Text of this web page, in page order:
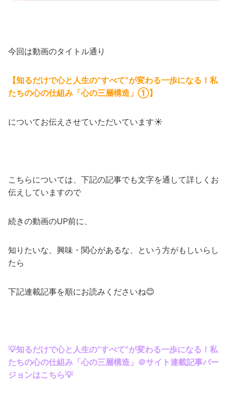
今回は動画のタイトル通り
【知るだけで心と人生の”すべて”が変わる一歩になる！私
たちの心の仕組み「心の三層構造」①】
についてお伝えさせていただいています☀
こちらについては、下記の記事でも文字を通して詳しくお
伝えしていますので
続きの動画のUP前に、
知りたいな、興味・関心があるな、という方がもしいらし
たら
下記連載記事を順にお読みくださいね😊
💡知るだけで心と人生の”すべて”が変わる一歩になる！私
たちの心の仕組み「心の三層構造」＠サイト連載記事バー
ジョンはこちら💡